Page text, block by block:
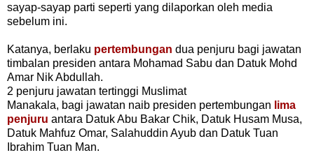
sayap-sayap parti seperti yang dilaporkan oleh media
sebelum ini.
Katanya, berlaku pertembungan dua penjuru bagi jawatan
timbalan presiden antara Mohamad Sabu dan Datuk Mohd
Amar Nik Abdullah.
2 penjuru jawatan tertinggi Muslimat
Manakala, bagi jawatan naib presiden pertembungan lima
penjuru antara Datuk Abu Bakar Chik, Datuk Husam Musa,
Datuk Mahfuz Omar, Salahuddin Ayub dan Datuk Tuan
Ibrahim Tuan Man.